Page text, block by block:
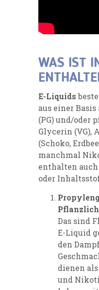
WAS IST
E-Liquids
aus einer
(PG) und/oder
Glycerin (VG),
(Schoko,
manchmal
enthalten
oder
Das sind
E-Liquid
den
dienen
und